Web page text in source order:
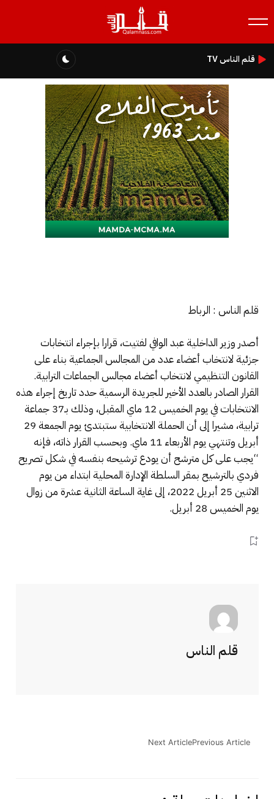
قلم الناس TV
قلم الناس : الرباط
أصدر وزير الداخلية عبد الوافي لفتيت، قرارا بإجراء انتخابات
جزئية لانتخاب أعضاء عدد من المجالس الجماعية بناء على
القانون التنظيمي لانتخاب أعضاء مجالس الجماعات الترابية.
القرار الصادر بالعدد الأخير للجريدة الرسمية حدد تاريخ إجراء هذه
الانتخابات في يوم الخميس 12 ماي المقبل، وذلك بـ37 جماعة
ترابية، مشيرا إلى أن الحملة الانتخابية ستبتدئ يوم الجمعة 29
أبريل وتنتهي يوم الأربعاء 11 ماي. وبحسب القرار ذاته، فإنه
“يجب على كل مترشح أن يودع ترشيحه بنفسه في شكل تصريح
فردي بالترشيح بمقر السلطة الإدارة المحلية ابتداء من يوم
الاثنين 25 أبريل 2022، إلى غاية الساعة الثانية عشرة من زوال
يوم الخميس 28 أبريل.
قلم الناس
Previous Article
Next Article